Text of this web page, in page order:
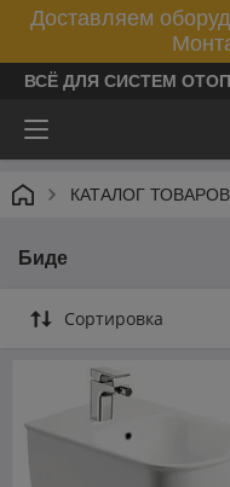
Доставляем
ВСЁ ДЛЯ СИСТЕМ
КАТАЛОГ ТОВАРОВ
Биде
Сортировка